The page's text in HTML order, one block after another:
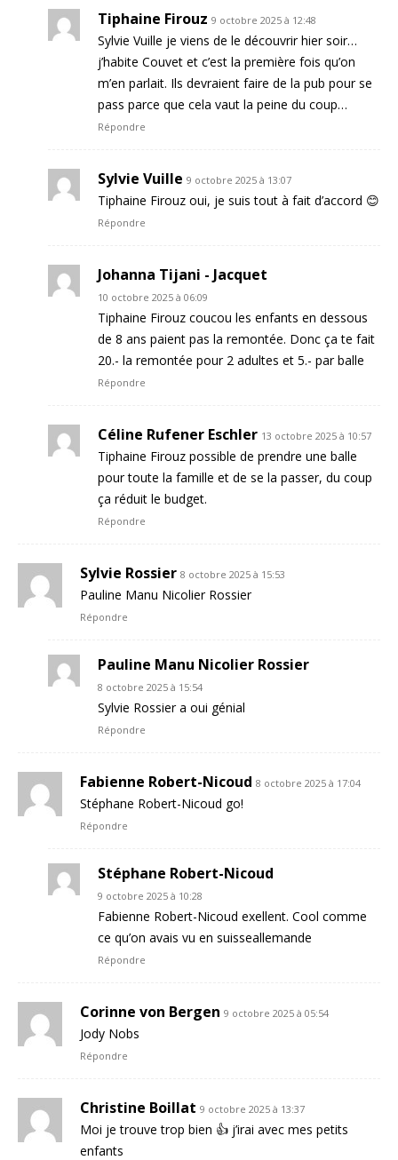
Tiphaine Firouz 9 octobre 2025 à 12:48
Sylvie Vuille je viens de le découvrir hier soir…
j’habite Couvet et c’est la première fois qu’on
m’en parlait. Ils devraient faire de la pub pour se
pass parce que cela vaut la peine du coup…
Répondre
Sylvie Vuille 9 octobre 2025 à 13:07
Tiphaine Firouz oui, je suis tout à fait d’accord 😊
Répondre
Johanna Tijani - Jacquet
10 octobre 2025 à 06:09
Tiphaine Firouz coucou les enfants en dessous
de 8 ans paient pas la remontée. Donc ça te fait
20.- la remontée pour 2 adultes et 5.- par balle
Répondre
Céline Rufener Eschler 13 octobre 2025 à 10:57
Tiphaine Firouz possible de prendre une balle
pour toute la famille et de se la passer, du coup
ça réduit le budget.
Répondre
Sylvie Rossier 8 octobre 2025 à 15:53
Pauline Manu Nicolier Rossier
Répondre
Pauline Manu Nicolier Rossier
8 octobre 2025 à 15:54
Sylvie Rossier a oui génial
Répondre
Fabienne Robert-Nicoud 8 octobre 2025 à 17:04
Stéphane Robert-Nicoud go!
Répondre
Stéphane Robert-Nicoud
9 octobre 2025 à 10:28
Fabienne Robert-Nicoud exellent. Cool comme
ce qu’on avais vu en suisseallemande
Répondre
Corinne von Bergen 9 octobre 2025 à 05:54
Jody Nobs
Répondre
Christine Boillat 9 octobre 2025 à 13:37
Moi je trouve trop bien 👍 j’irai avec mes petits
enfants